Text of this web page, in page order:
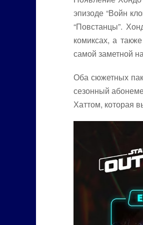
эпизоде “Войн
“Повстанцы”.
комиксах, а
самой заметной
Оба сюжетных
сезонный
Хаттом, которая